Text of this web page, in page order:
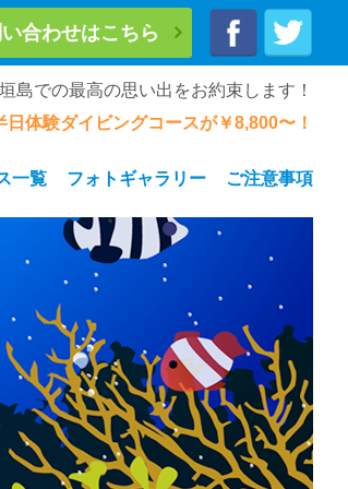
合わせはこちら
島での最高の思い出をお約束します！
日体験ダイビングコースが￥8,800〜！
一覧 フォトギャラリー ご注意事項